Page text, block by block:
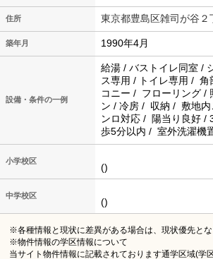
住所 東京都豊島区雑司が谷２
築年月 1990年4月
設備・条件の一例
給湯 / バストイレ同室 /
ス専用 / トイレ専用 / 角
コニー / フローリング /
ン / 冷房 / 収納 / 敷地
ンロ対応 / 陽当り良好 /
歩5分以内 / 室外洗濯機
小学校区
()
中学校区
()
※各種情報と現状に差異がある場合は、現状優先とな
※物件情報の学区情報について
当サイト物件情報に記載されております通学区域(学